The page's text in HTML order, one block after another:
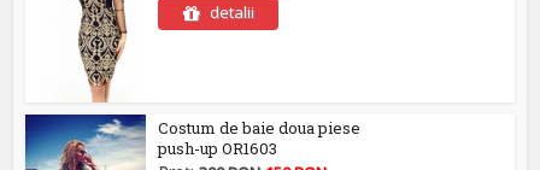
detalii
Costum de baie doua piese
push-up OR1603